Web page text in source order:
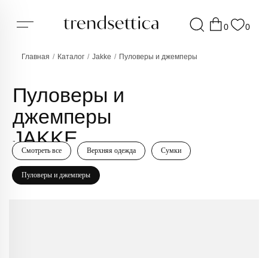
Главная / Каталог / Jakke / Пуловеры и джемперы
JAKKE
Смотреть все Верхняя одежда Сумки
Пуловеры и джемперы